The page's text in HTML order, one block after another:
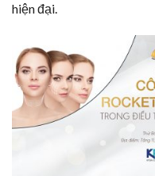
hiện đại.